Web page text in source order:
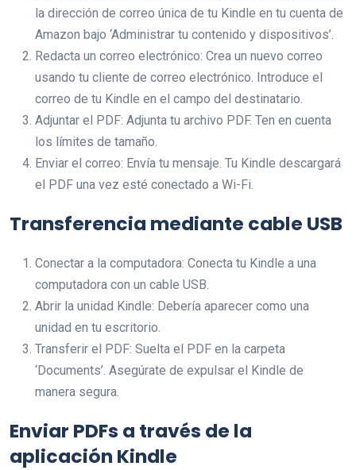
la dirección de correo única de tu Kindle en tu cuenta de
Amazon bajo ‘Administrar tu contenido y dispositivos’.
Redacta un correo electrónico: Crea un nuevo correo
usando tu cliente de correo electrónico. Introduce el
correo de tu Kindle en el campo del destinatario.
Adjuntar el PDF: Adjunta tu archivo PDF. Ten en cuenta
los límites de tamaño.
Enviar el correo: Envía tu mensaje. Tu Kindle descargará
el PDF una vez esté conectado a Wi-Fi.
Transferencia mediante cable USB
Conectar a la computadora: Conecta tu Kindle a una
computadora con un cable USB.
Abrir la unidad Kindle: Debería aparecer como una
unidad en tu escritorio.
Transferir el PDF: Suelta el PDF en la carpeta
‘Documents’. Asegúrate de expulsar el Kindle de
manera segura.
Enviar PDFs a través de la
aplicación Kindle